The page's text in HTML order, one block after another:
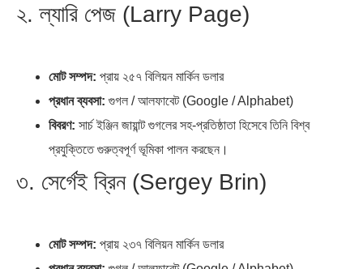
২. ল্যারি পেজ (Larry Page)
মোট সম্পদ: প্রায় ২৫৭ বিলিয়ন মার্কিন ডলার
প্রধান ব্যবসা: গুগল / আলফাবেট (Google / Alphabet)
বিবরণ: সার্চ ইঞ্জিন জায়ান্ট গুগলের সহ-প্রতিষ্ঠাতা হিসেবে তিনি বিশ্ব
প্রযুক্তিতে গুরুত্বপূর্ণ ভূমিকা পালন করছেন।
৩. সের্গেই ব্রিন (Sergey Brin)
মোট সম্পদ: প্রায় ২৩৭ বিলিয়ন মার্কিন ডলার